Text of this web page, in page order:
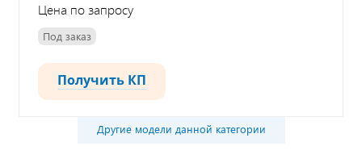
Цена по запросу
Под заказ
Получить КП
Другие модели данной категории